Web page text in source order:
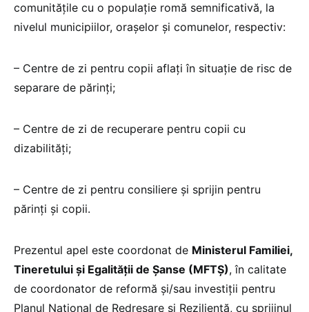
comunitățile cu o populație romă semnificativă, la
nivelul municipiilor, oraşelor şi comunelor, respectiv:
– Centre de zi pentru copii aflați în situație de risc de
separare de părinți;
– Centre de zi de recuperare pentru copii cu
dizabilități;
– Centre de zi pentru consiliere și sprijin pentru
părinți și copii.
Prezentul apel este coordonat de Ministerul Familiei,
Tineretului și Egalității de Șanse (MFTȘ), în calitate
de coordonator de reformă și/sau investiții pentru
Planul Național de Redresare și Reziliență, cu sprijinul